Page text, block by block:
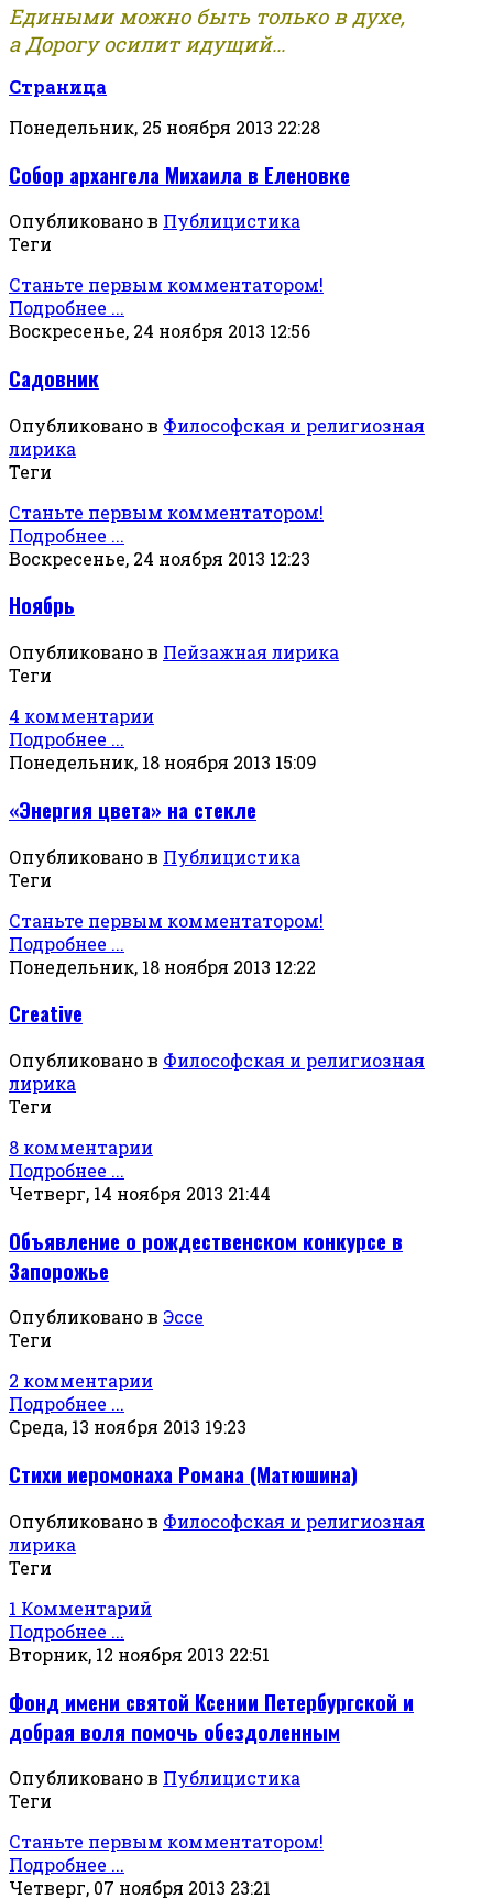
Едиными можно быть только в духе,
а Дорогу осилит идущий...
Страница
Понедельник, 25 ноября 2013 22:28
Собор архангела Михаила в Еленовке
Опубликовано в Публицистика
Теги
Станьте первым комментатором!
Подробнее ...
Воскресенье, 24 ноября 2013 12:56
Садовник
Опубликовано в Философская и религиозная
лирика
Теги
Станьте первым комментатором!
Подробнее ...
Воскресенье, 24 ноября 2013 12:23
Ноябрь
Опубликовано в Пейзажная лирика
Теги
4 комментарии
Подробнее ...
Понедельник, 18 ноября 2013 15:09
«Энергия цвета» на стекле
Опубликовано в Публицистика
Теги
Станьте первым комментатором!
Подробнее ...
Понедельник, 18 ноября 2013 12:22
Creative
Опубликовано в Философская и религиозная
лирика
Теги
8 комментарии
Подробнее ...
Четверг, 14 ноября 2013 21:44
Объявление о рождественском конкурсе в
Запорожье
Опубликовано в Эссе
Теги
2 комментарии
Подробнее ...
Среда, 13 ноября 2013 19:23
Стихи иеромонаха Романа (Матюшина)
Опубликовано в Философская и религиозная
лирика
Теги
1 Комментарий
Подробнее ...
Вторник, 12 ноября 2013 22:51
Фонд имени святой Ксении Петербургской и
добрая воля помочь обездоленным
Опубликовано в Публицистика
Теги
Станьте первым комментатором!
Подробнее ...
Четверг, 07 ноября 2013 23:21